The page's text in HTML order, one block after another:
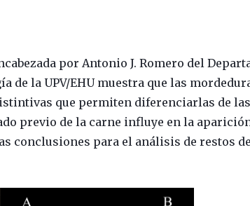
por Antonio J. Romero del
de la UPV/EHU muestra que las
que permiten diferenciarlas de
previo de la carne influye en la
conclusiones para el análisis de restos